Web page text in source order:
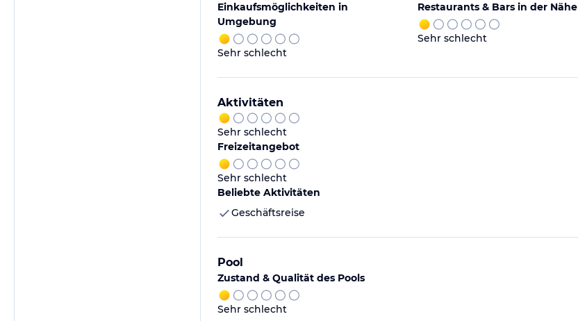
Einkaufsmöglichkeiten in
Umgebung
Sehr schlecht
Restaurants & Bars in der Nähe
Sehr schlecht
Aktivitäten
Sehr schlecht
Freizeitangebot
Sehr schlecht
Beliebte Aktivitäten
Geschäftsreise
Pool
Zustand & Qualität des Pools
Sehr schlecht